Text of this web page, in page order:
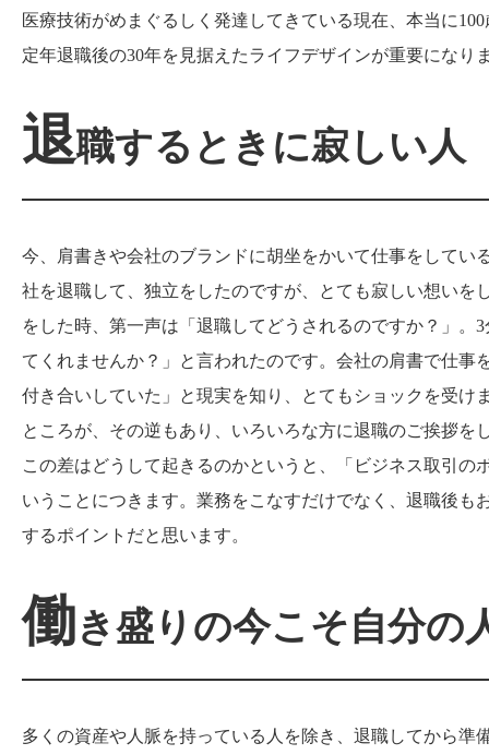
医療技術がめまぐるしく発達してきている現在、本当に
定年退職後の30年を見据えたライフデザインが重要になり
退職するときに寂しい人
今、肩書きや会社のブランドに胡坐をかいて仕事をしてい
社を退職して、独立をしたのですが、とても寂しい想い
をした時、第一声は「退職してどうされるのですか？」
てくれませんか？」と言われたのです。会社の肩書で仕
付き合いしていた」と現実を知り、とてもショックを受け
ところが、その逆もあり、いろいろな方に退職のご挨拶
この差はどうして起きるのかというと、「ビジネス取引
いうことにつきます。業務をこなすだけでなく、退職後
するポイントだと思います。
働き盛りの今こそ自分の
多くの資産や人脈を持っている人を除き、退職してから